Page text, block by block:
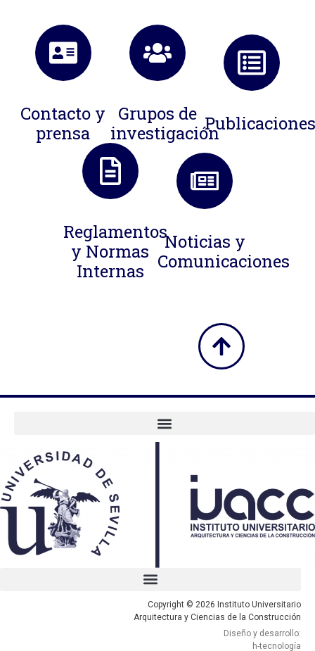
Contacto y
prensa
Grupos de
investigación
Reglamentos
y Normas
Internas
Noticias y
Comunicaciones
Copyright © 2026 Instituto Universitario
Arquitectura y Ciencias de la Construcción
Diseño y desarrollo:
h-tecnología